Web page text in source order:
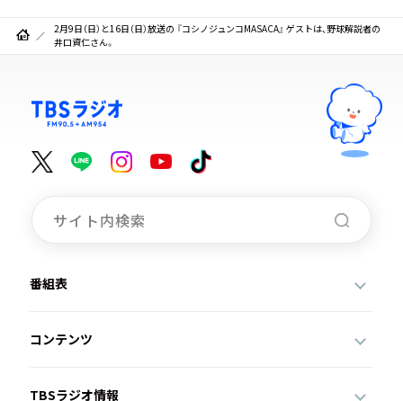
2月9日（日）と16日（日）放送の 『コシノジュンコMASACA』 ゲストは、野球解説者の
井口資仁さん。
番組表
コンテンツ
TBSラジオ情報